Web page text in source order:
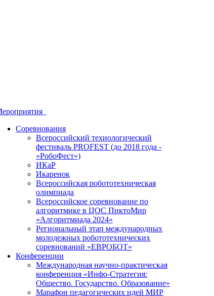
Соревнования
Всероссийский технологический
фестиваль PROFEST (до 2018 года -
«РобоФест»)
ИКаР
Икаренок
Всероссийская робототехническая
олимпиада
Всероссийское соревнование по
алгоритмике в ЦОС ПиктоМир
«Алгоритмиада 2024»
Региональный этап международных
молодежных робототехнических
соревнований «ЕВРОБОТ»
Конференции
Международная научно-практическая
конференция «Инфо-Стратегия:
Общество. Государство. Образование»
Марафон педагогических идей МИР